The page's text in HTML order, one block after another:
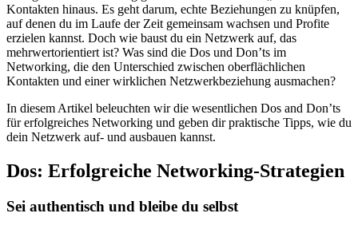
Kontakten hinaus. Es geht darum, echte Beziehungen zu knüpfen,
auf denen du im Laufe der Zeit gemeinsam wachsen und Profite
erzielen kannst. Doch wie baust du ein Netzwerk auf, das
mehrwertorientiert ist? Was sind die Dos und Don’ts im
Networking, die den Unterschied zwischen oberflächlichen
Kontakten und einer wirklichen Netzwerkbeziehung ausmachen?
In diesem Artikel beleuchten wir die wesentlichen Dos and Don’ts
für erfolgreiches Networking und geben dir praktische Tipps, wie du
dein Netzwerk auf- und ausbauen kannst.
Dos: Erfolgreiche Networking-Strategien
Sei authentisch und bleibe du selbst